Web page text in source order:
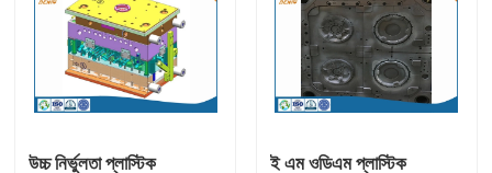
অ্যালুমিনিয়াম ডাই ঢালাই
ইভি খুচরা যন্ত্রাংশ
CNC মেশিনিং যন্ত্রাংশ
উচ্চ নির্ভুলতা প্লাস্টিক ই এম ওডিএম প্লাস্টিক